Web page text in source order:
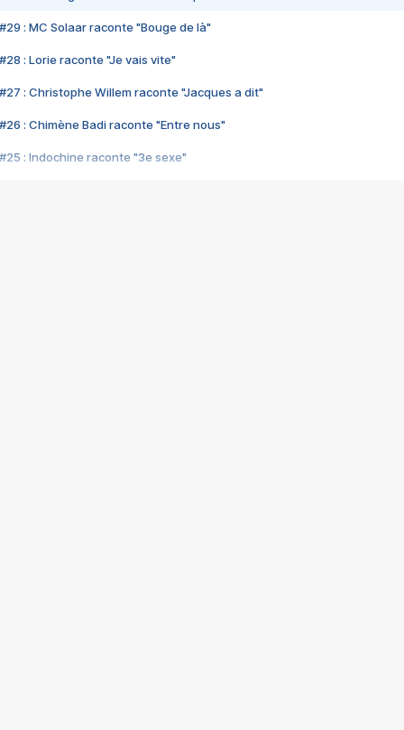
#29 : MC Solaar raconte "Bouge de là"
#28 : Lorie raconte "Je vais vite"
#27 : Christophe Willem raconte "Jacques a dit"
#26 : Chimène Badi raconte "Entre nous"
#25 : Indochine raconte "3e sexe"